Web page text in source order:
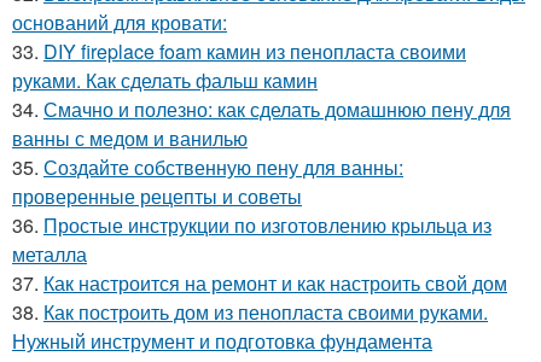
оснований для кровати:
33. DIY fireplace foam камин из пенопласта своими
руками. Как сделать фальш камин
34. Смачно и полезно: как сделать домашнюю пену для
ванны с медом и ванилью
35. Создайте собственную пену для ванны:
проверенные рецепты и советы
36. Простые инструкции по изготовлению крыльца из
металла
37. Как настроится на ремонт и как настроить свой дом
38. Как построить дом из пенопласта своими руками.
Нужный инструмент и подготовка фундамента